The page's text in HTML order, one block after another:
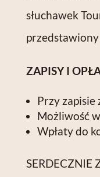
słuchawek
ZAPISY I
Przy zapisie
Możliwość
Wpłaty do
SERDECZNIE